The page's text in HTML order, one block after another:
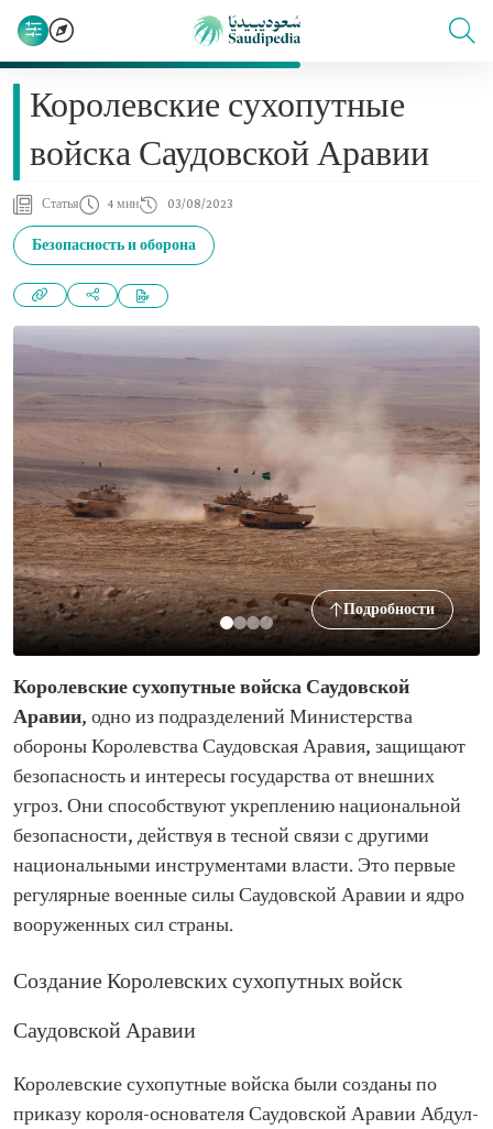
Королевские сухопутные
войска Саудовской Аравии
Статья 4 мин 03/08/2023
Безопасность и оборона
Подробности
Королевские сухопутные войска Саудовской
Аравии, одно из подразделений Министерства
обороны Королевства Саудовская Аравия, защищают
безопасность и интересы государства от внешних
угроз. Они способствуют укреплению национальной
безопасности, действуя в тесной связи с другими
национальными инструментами власти. Это первые
регулярные военные силы Саудовской Аравии и ядро
вооруженных сил страны.
Создание Королевских сухопутных войск
Саудовской Аравии
Королевские сухопутные войска были созданы по
приказу короля-основателя Саудовской Аравии Абдул-